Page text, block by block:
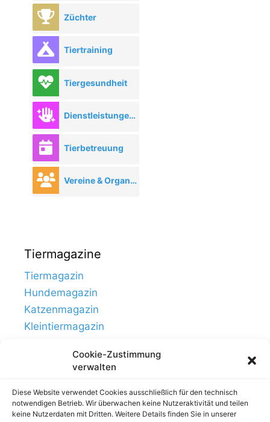
Cookie-Zustimmung
verwalten
Diese Website verwendet Cookies ausschließlich für den technisch
notwendigen Betrieb. Wir überwachen keine Nutzeraktivität und teilen
keine Nutzerdaten mit Dritten. Weitere Details finden Sie in unserer
Züchter
Tiertraining
Tiergesundheit
Dienstleistungen rund ums Tier
Tierbetreuung
Vereine & Organisationen
Tiermagazine
Tiermagazin
Hundemagazin
Katzenmagazin
Kleintiermagazin